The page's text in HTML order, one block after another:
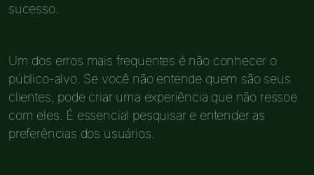
sucesso.
Um dos erros mais frequentes é não conhecer o
público-alvo. Se você não entende quem são seus
clientes, pode criar uma experiência que não ressoe
com eles. É essencial pesquisar e entender as
preferências dos usuários.